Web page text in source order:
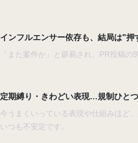
インフルエンサー依存も、結局は"押
「また案件か」と辟易され、PR投稿
定期縛り・きわどい表現…規制ひと
今うまくいっている表現や仕組みほど
いつも不安定です。